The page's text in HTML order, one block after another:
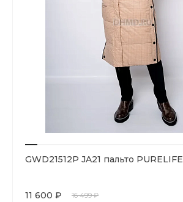
GWD21512P JA21 пальто PURELIFE
11 600 ₽
16 499 ₽